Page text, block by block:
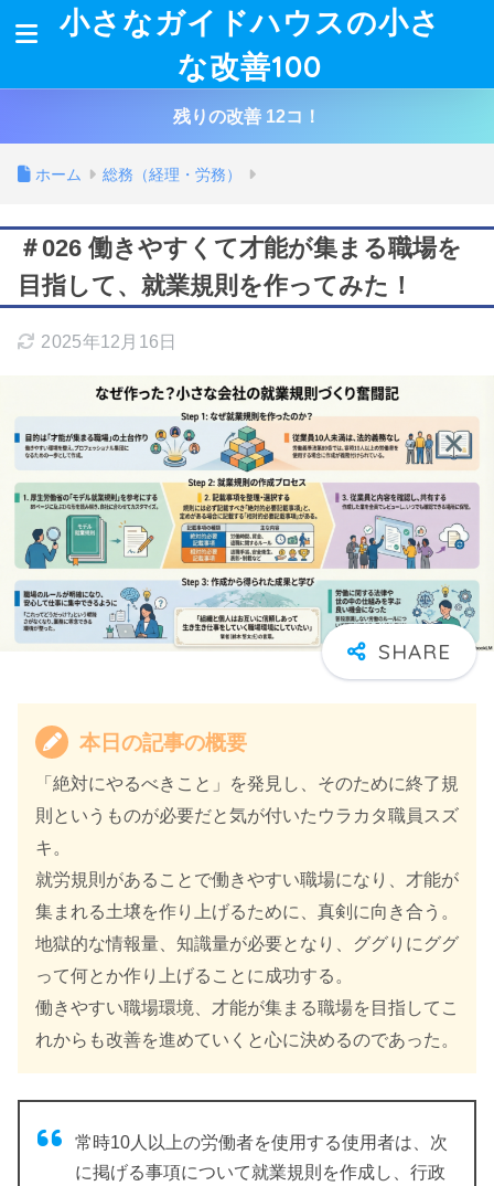
小さなガイドハウスの小さ
な改善100
残りの改善 12コ！
ホーム 総務（経理・労務）
＃026 働きやすくて才能が集まる職場を
目指して、就業規則を作ってみた！
2025年12月16日
本日の記事の概要
「絶対にやるべきこと」を発見し、そのために終了規
則というものが必要だと気が付いたウラカタ職員スズ
キ。
就労規則があることで働きやすい職場になり、才能が
集まれる土壌を作り上げるために、真剣に向き合う。
地獄的な情報量、知識量が必要となり、ググりにググ
って何とか作り上げることに成功する。
働きやすい職場環境、才能が集まる職場を目指してこ
れからも改善を進めていくと心に決めるのであった。
常時10人以上の労働者を使用する使用者は、次
に掲げる事項について就業規則を作成し、行政